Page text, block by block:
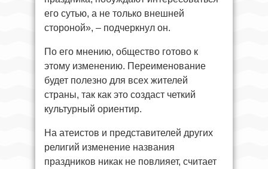
его сутью, а не только внешней
стороной», – подчеркнул он.
По его мнению, общество готово к
этому изменению. Переименование
будет полезно для всех жителей
страны, так как это создаст четкий
культурный ориентир.
На атеистов и представителей других
религий изменение названия
праздников никак не повлияет, считает